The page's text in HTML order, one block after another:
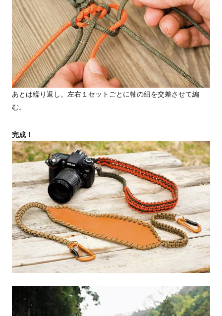
あとは繰り返し。左右１セットごとに軸の紐を交差させて編
む。
完成！